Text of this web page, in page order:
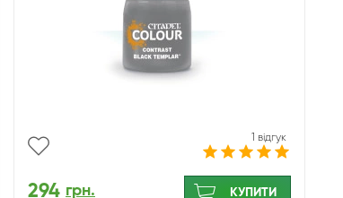
1 відгук
294 грн. КУПИТИ